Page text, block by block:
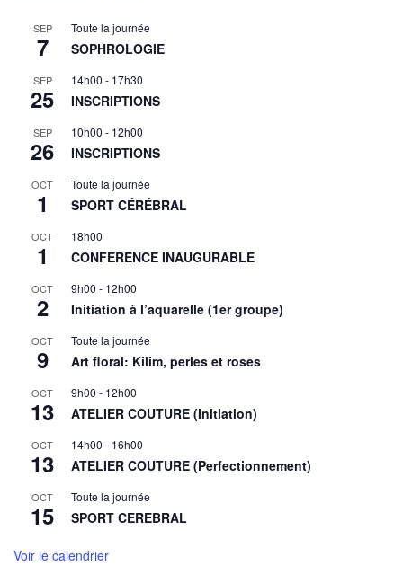
SEP
7
Toute la journée
SOPHROLOGIE
SEP
25
14h00 - 17h30
INSCRIPTIONS
SEP
26
10h00 - 12h00
INSCRIPTIONS
OCT
1
Toute la journée
SPORT CÉRÉBRAL
OCT
1
18h00
CONFERENCE INAUGURABLE
OCT
2
9h00 - 12h00
Initiation à l’aquarelle (1er groupe)
OCT
9
Toute la journée
Art floral: Kilim, perles et roses
OCT
13
9h00 - 12h00
ATELIER COUTURE (Initiation)
OCT
13
14h00 - 16h00
ATELIER COUTURE (Perfectionnement)
OCT
15
Toute la journée
SPORT CEREBRAL
Voir le calendrier